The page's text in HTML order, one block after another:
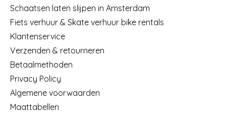
Schaatsen laten slijpen in Amsterdam
Fiets verhuur & Skate verhuur bike rentals
Klantenservice
Verzenden & retourneren
Betaalmethoden
Privacy Policy
Algemene voorwaarden
Maattabellen